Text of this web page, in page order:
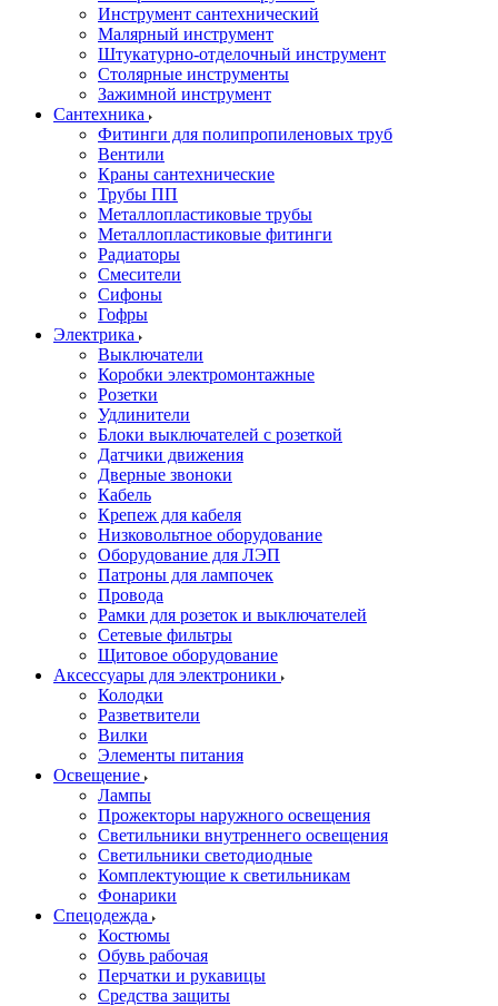
Инструмент сантехнический
Малярный инструмент
Штукатурно-отделочный инструмент
Cтолярные инструменты
Зажимной инструмент
Сантехника
Фитинги для полипропиленовых труб
Вентили
Краны сантехнические
Трубы ПП
Металлопластиковые трубы
Металлопластиковые фитинги
Радиаторы
Смесители
Сифоны
Гофры
Электрика
Выключатели
Коробки электромонтажные
Розетки
Удлинители
Блоки выключателей с розеткой
Датчики движения
Дверные звоноки
Кабель
Крепеж для кабеля
Низковольтное оборудование
Оборудование для ЛЭП
Патроны для лампочек
Провода
Рамки для розеток и выключателей
Сетевые фильтры
Щитовое оборудование
Аксессуары для электроники
Колодки
Разветвители
Вилки
Элементы питания
Освещение
Лампы
Прожекторы наружного освещения
Светильники внутреннего освещения
Светильники светодиодные
Комплектующие к светильникам
Фонарики
Спецодежда
Костюмы
Обувь рабочая
Перчатки и рукавицы
Средства защиты